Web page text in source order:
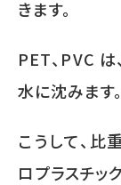
きます。
PET、 PVC
水に沈みます。
こうして、比
ロプラスチッ